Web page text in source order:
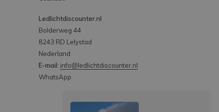
Ledlichtdiscounter.nl
Bolderweg 44
8243 RD Lelystad
Nederland
E-mail: info@ledlichtdiscounter.nl
WhatsApp